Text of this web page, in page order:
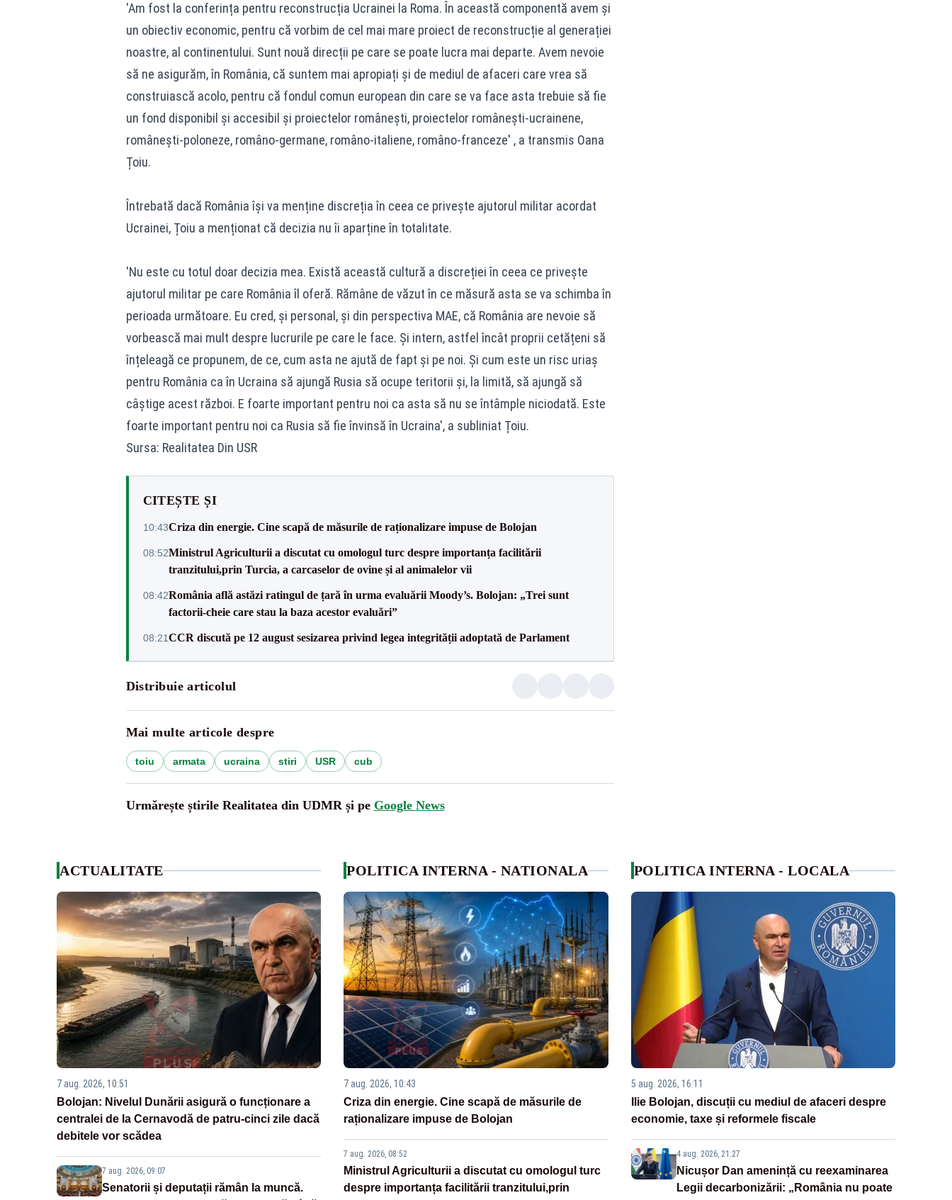
'Am fost la conferința pentru reconstrucția Ucrainei la Roma. În această componentă avem și
un obiectiv economic, pentru că vorbim de cel mai mare proiect de reconstrucție al generației
noastre, al continentului. Sunt nouă direcții pe care se poate lucra mai departe. Avem nevoie
să ne asigurăm, în România, că suntem mai apropiați și de mediul de afaceri care vrea să
construiască acolo, pentru că fondul comun european din care se va face asta trebuie să fie
un fond disponibil și accesibil și proiectelor românești, proiectelor românești-ucrainene,
românești-poloneze, româno-germane, româno-italiene, româno-franceze' , a transmis Oana
Țoiu.
Întrebată dacă România își va menține discreția în ceea ce privește ajutorul militar acordat
Ucrainei, Țoiu a menționat că decizia nu îi aparține în totalitate.
'Nu este cu totul doar decizia mea. Există această cultură a discreției în ceea ce privește
ajutorul militar pe care România îl oferă. Rămâne de văzut în ce măsură asta se va schimba în
perioada următoare. Eu cred, și personal, și din perspectiva MAE, că România are nevoie să
vorbească mai mult despre lucrurile pe care le face. Și intern, astfel încât proprii cetățeni să
înțeleagă ce propunem, de ce, cum asta ne ajută de fapt și pe noi. Și cum este un risc uriaș
pentru România ca în Ucraina să ajungă Rusia să ocupe teritorii și, la limită, să ajungă să
câștige acest război. E foarte important pentru noi ca asta să nu se întâmple niciodată. Este
foarte important pentru noi ca Rusia să fie învinsă în Ucraina', a subliniat Țoiu.
Sursa: Realitatea Din USR
CITEȘTE ȘI
10:43Criza din energie. Cine scapă de măsurile de raționalizare impuse de Bolojan
08:52Ministrul Agriculturii a discutat cu omologul turc despre importanța facilitării
tranzitului,prin Turcia, a carcaselor de ovine și al animalelor vii
08:42România află astăzi ratingul de țară în urma evaluării Moody’s. Bolojan: „Trei sunt
factorii-cheie care stau la baza acestor evaluări”
08:21CCR discută pe 12 august sesizarea privind legea integrității adoptată de Parlament
Distribuie articolul
Mai multe articole despre
toiu armata ucraina stiri USR cub
Urmărește știrile Realitatea din UDMR și pe Google News
ACTUALITATE
7 aug. 2026, 10:51
Bolojan: Nivelul Dunării asigură o funcționare a
centralei de la Cernavodă de patru-cinci zile dacă
debitele vor scădea
7 aug. 2026, 09:07
Senatorii și deputații rămân la muncă.
POLITICA INTERNA - NATIONALA
7 aug. 2026, 10:43
Criza din energie. Cine scapă de măsurile de
raționalizare impuse de Bolojan
7 aug. 2026, 08:52
Ministrul Agriculturii a discutat cu omologul turc
despre importanța facilitării tranzitului,prin
POLITICA INTERNA - LOCALA
5 aug. 2026, 16:11
Ilie Bolojan, discuții cu mediul de afaceri despre
economie, taxe și reformele fiscale
4 aug. 2026, 21:27
Nicușor Dan amenință cu reexaminarea
Legii decarbonizării: „România nu poate